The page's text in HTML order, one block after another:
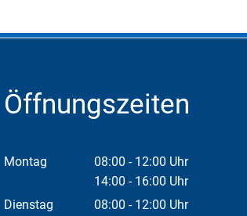
Öffnungszeiten
Montag 08:00 - 12:00 Uhr
Von 08:00 bis 12:00 Uhr
14:00 - 16:00 Uhr
Von 14:00 bis 16:00 Uhr
Dienstag 08:00 - 12:00 Uhr